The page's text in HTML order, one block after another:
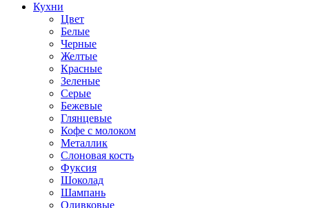
Кухни
Цвет
Белые
Черные
Желтые
Красные
Зеленые
Серые
Бежевые
Глянцевые
Кофе с молоком
Металлик
Слоновая кость
Фуксия
Шоколад
Шампань
Оливковые